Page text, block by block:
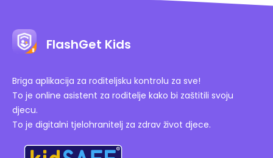
FlashGet Kids
Briga aplikacija za roditeljsku kontrolu za sve!
To je online asistent za roditelje kako bi zaštitili svoju
djecu.
To je digitalni tjelohranitelj za zdrav život djece.